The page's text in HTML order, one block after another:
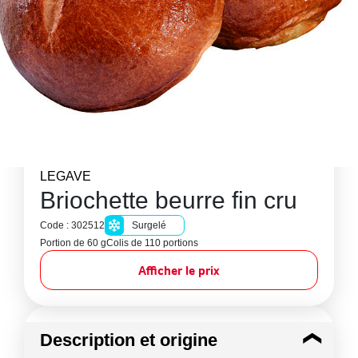
LEGAVE
Briochette beurre fin cru
Code : 302512
Surgelé
Portion de 60 gColis de 110 portions
Afficher le prix
Description et origine